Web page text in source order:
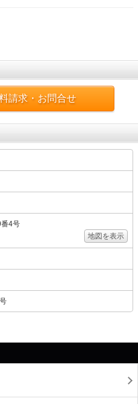
請求・お問合せ
4号
地図を表示